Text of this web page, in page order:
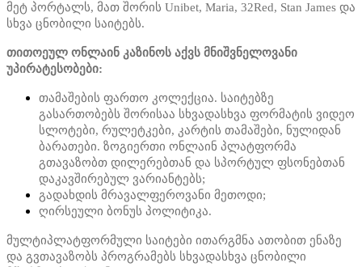
მეტ პორტალს, მათ შორის Unibet, Maria, 32Red, Stan James და
სხვა ცნობილი საიტებს.
თითოეულ ონლაინ კაზინოს აქვს მნიშვნელოვანი
უპირატესობები:
თამაშების ფართო კოლექცია. საიტებზე
გასართობებს შორისაა სხვადასხვა ფორმატის ვიდეო
სლოტები, რულეტკები, კარტის თამაშები, ნულიდან
ბარათები. ზოგიერთი ონლაინ პლატფორმა
გთავაზობთ დილერებთან და სპორტულ ფსონებთან
დაკავშირებულ ვარიანტებს;
გადახდის მრავალფეროვანი მეთოდი;
ღირსეული ბონუს პოლიტიკა.
მულტიპლატფორმული საიტები ითარგმნა ათობით ენაზე
და გვთავაზობს პროგრამებს სხვადასხვა ცნობილი